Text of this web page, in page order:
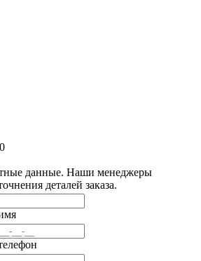
данные. Наши менеджеры
деталей заказа.